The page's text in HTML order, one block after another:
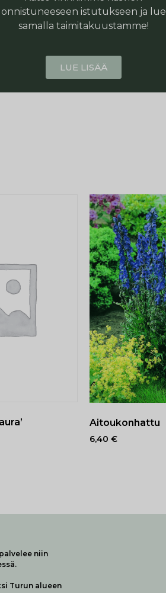
onnistuneeseen istutukseen ja lue
samalla taimitakuustamme!
LUE LISÄÄ
Aitoukonhattu
6,40 €
niin
Turun alueen